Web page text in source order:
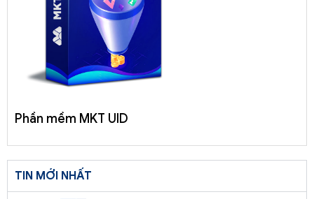
Phần mềm MKT UID
TIN MỚI NHẤT